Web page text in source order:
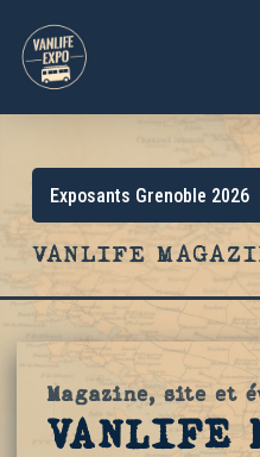
Exposants Grenoble 2026
VANLIFE
Magazine, site et
VANLIFE